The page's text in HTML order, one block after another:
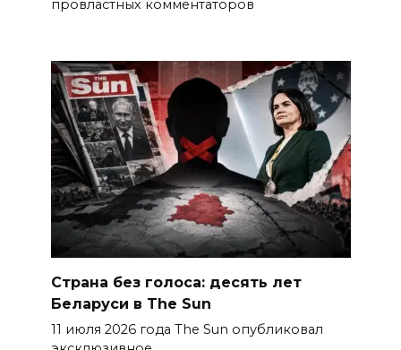
провластных комментаторов
Страна без голоса: десять лет
Беларуси в The Sun
11 июля 2026 года The Sun опубликовал